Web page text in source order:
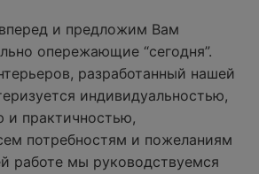
и предложим Вам
опережающие “сегодня”.
разработанный нашей
индивидуальностью,
и практичностью,
потребностям и пожеланиям
работе мы руководствуемся